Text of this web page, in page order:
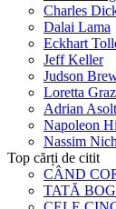
Charles
Dalai Lama
Eckhart
Jeff Keller
Judson
Loretta
Adrian
Napoleon
Nassim
Top cărți de citit
CÂND
TATĂ